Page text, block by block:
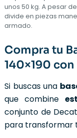
unos 50 kg. A pesar
divide en piezas
armado.
Compra tu
140×190
Si buscas una
que combine
conjunto de
para transformar